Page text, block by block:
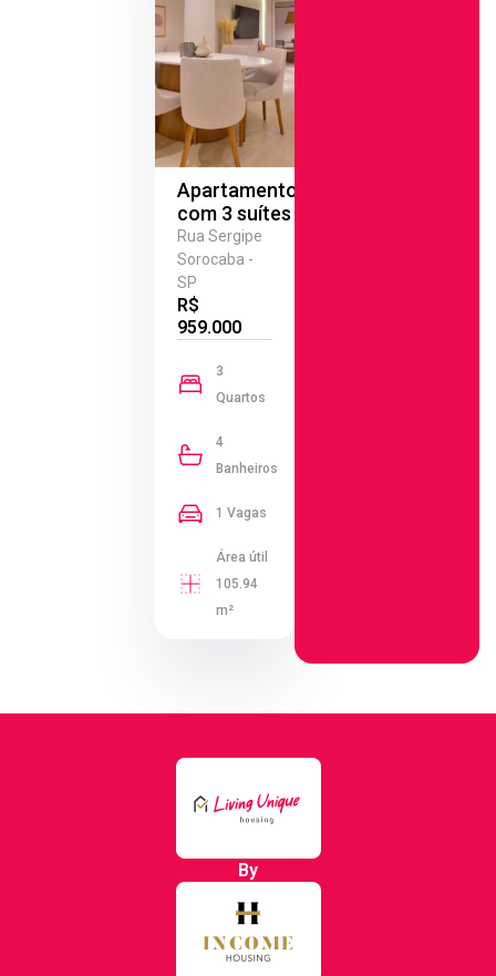
Apartamento
com 3 suítes
Rua Sergipe
Sorocaba -
SP
R$
959.000
3
Quartos
4
Banheiros
1 Vagas
Área útil
105.94
m²
By